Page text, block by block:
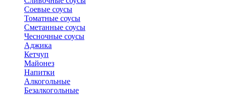
Соевые соусы
Томатные соусы
Сметанные соусы
Чесночные соусы
Аджика
Кетчуп
Майонез
Напитки
Алкогольные
Безалкогольные